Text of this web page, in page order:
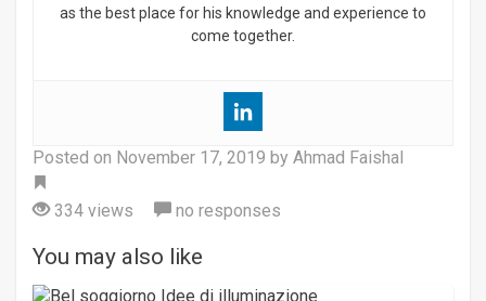
as the best place for his knowledge and experience to
come together.
Posted on November 17, 2019 by Ahmad Faishal
334 views
no responses
You may also like